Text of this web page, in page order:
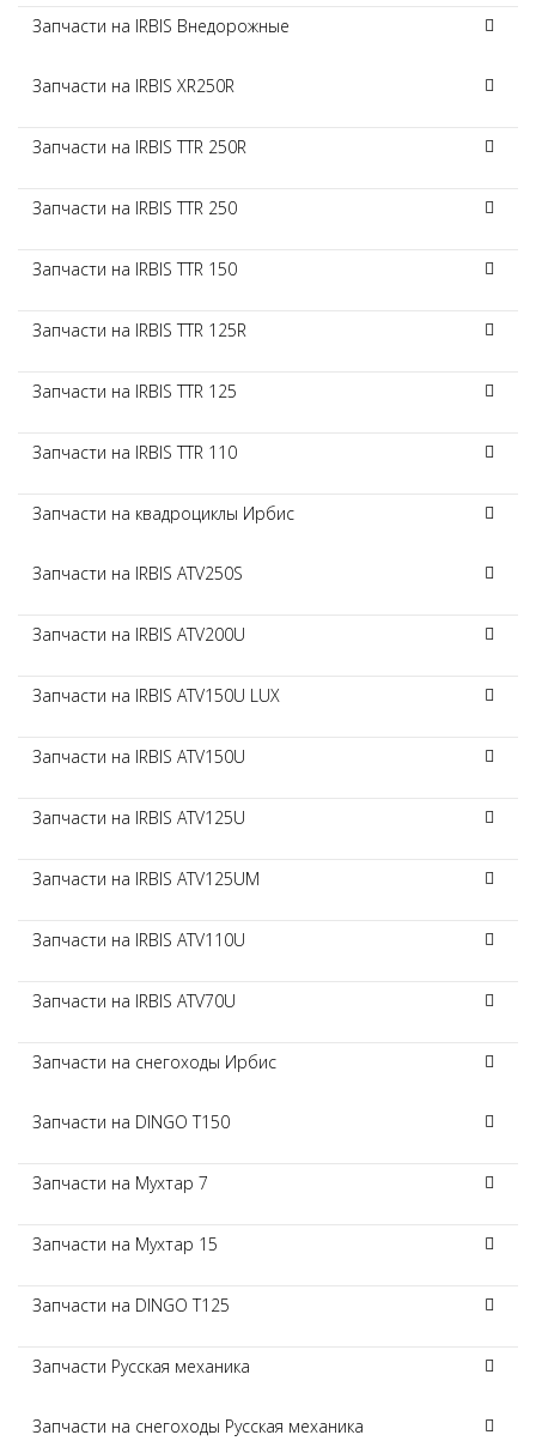
Запчасти на IRBIS Внедорожные
Запчасти на IRBIS XR250R
Запчасти на IRBIS TTR 250R
Запчасти на IRBIS TTR 250
Запчасти на IRBIS TTR 150
Запчасти на IRBIS TTR 125R
Запчасти на IRBIS TTR 125
Запчасти на IRBIS TTR 110
Запчасти на квадроциклы Ирбис
Запчасти на IRBIS ATV250S
Запчасти на IRBIS ATV200U
Запчасти на IRBIS ATV150U LUX
Запчасти на IRBIS ATV150U
Запчасти на IRBIS ATV125U
Запчасти на IRBIS ATV125UM
Запчасти на IRBIS ATV110U
Запчасти на IRBIS ATV70U
Запчасти на снегоходы Ирбис
Запчасти на DINGO T150
Запчасти на Мухтар 7
Запчасти на Мухтар 15
Запчасти на DINGO T125
Запчасти Русская механика
Запчасти на снегоходы Русская механика